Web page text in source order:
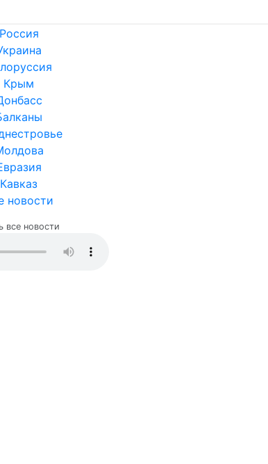
Россия
Крым
Кавказ
новости
все новости